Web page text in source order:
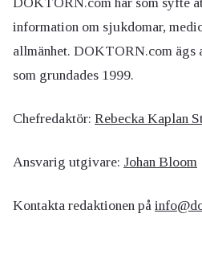
information om sjukdomar,
allmänhet. DOKTORN.com
som grundades 1999.
Chefredaktör: Rebecka Kaplan
Ansvarig utgivare: Johan Bloom
Kontakta redaktionen på